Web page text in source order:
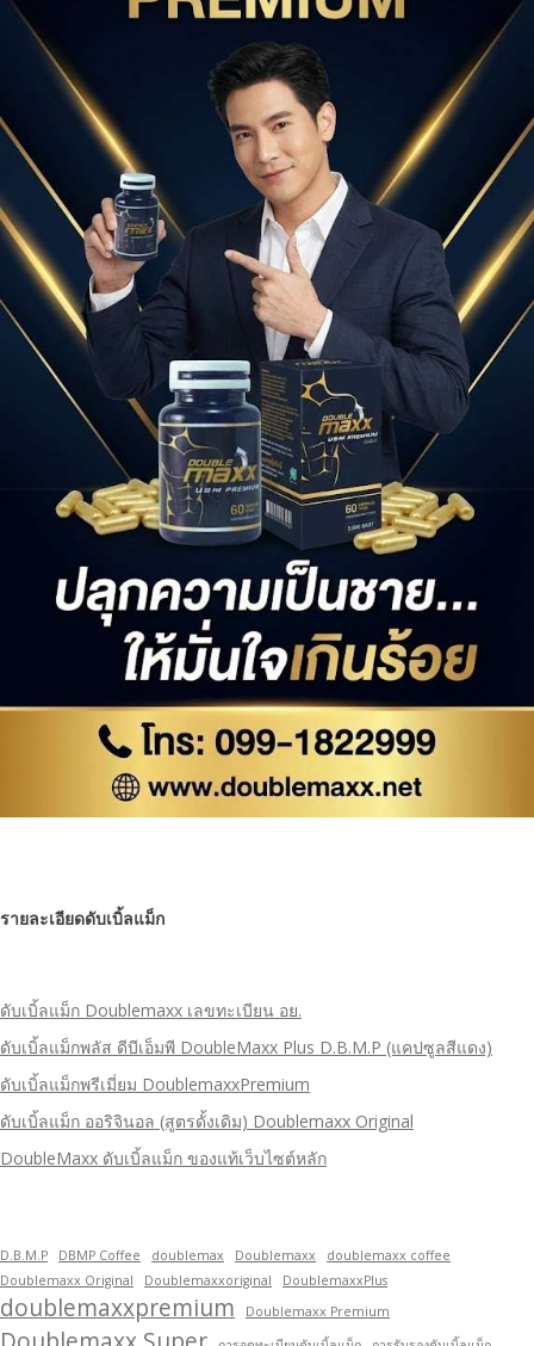
รายละเอียดดับเบิ้ลแม็ก
ดับเบิ้ลแม็ก Doublemaxx เลขทะเบียน อย.
ดับเบิ้ลแม็กพลัส ดีบีเอ็มพี DoubleMaxx Plus D.B.M.P (แคปซูลสีแดง)
ดับเบิ้ลแม็กพรีเมี่ยม DoublemaxxPremium
ดับเบิ้ลแม็ก ออริจินอล (สูตรดั้งเดิม) Doublemaxx Original
DoubleMaxx ดับเบิ้ลแม็ก ของแท้เว็บไซต์หลัก
D.B.M.P DBMP Coffee doublemax Doublemaxx
doublemaxx coffee
Doublemaxx Original
Doublemaxxoriginal DoublemaxxPlus
doublemaxxpremium Doublemaxx Premium